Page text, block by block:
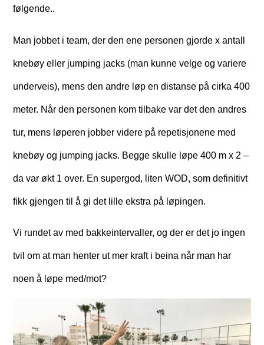
følgende..
Man jobbet i team, der den ene personen gjorde x antall
knebøy eller jumping jacks (man kunne velge og variere
underveis), mens den andre løp en distanse på cirka 400
meter. Når den personen kom tilbake var det den andres
tur, mens løperen jobber videre på repetisjonene med
knebøy og jumping jacks. Begge skulle løpe 400 m x 2 –
da var økt 1 over. En supergod, liten WOD, som definitivt
fikk gjengen til å gi det lille ekstra på løpingen.
Vi rundet av med bakkeintervaller, og der er det jo ingen
tvil om at man henter ut mer kraft i beina når man har
noen å løpe med/mot?